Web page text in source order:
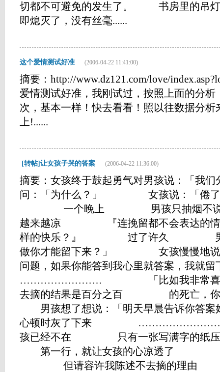
切都不可避免的发生了。 书房里的吊灯
即熄灭了，没有丝毫......
这个爱情测试好准 (2006-04-22 11:41:00)
摘要：http://www.dz121.com/love/
爱情测试好准，我刚试过，按照上面的分析
次，基本一样！快去看看！照以往数据分析
上!......
[转帖]让女孩子哭的答案 (2006-04-22 11:36:00)
摘要：女孩终于鼓起勇气对男孩说：
问：「为什么？」 女孩说：「倦了
一个晚上 男孩只抽烟不
越来越凉 『连挽留都不会表达
样的快乐？』 过了许久 男孩终
做你才能留下来？」 女孩慢慢
问题，如果你能答到我心里就答案
…………………… 「比如我非常喜欢悬
去摘的结果是百分之百 的死亡，
男孩想了想说：「明天早晨告诉
心顿时灰了下来
孩已经不在 只有一张写满字的纸
第一行，就让女孩的心凉透了 「
但请容许我陈述不去摘的理由